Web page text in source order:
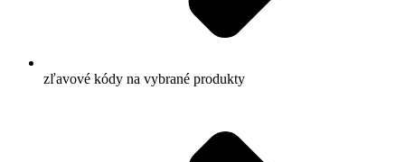
zľavové kódy na vybrané produkty